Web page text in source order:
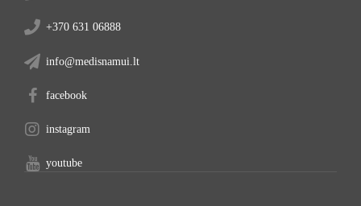
+370 631 06888
info@medisnamui.lt
facebook
instagram
youtube